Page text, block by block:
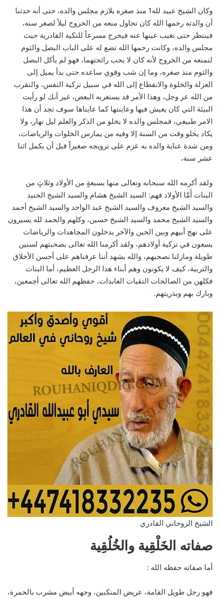
وكان الشيخ عبيد لله1 منذ صغره يلازم مجلس والده، حتى أنه حدثنا
أن والدته رحمها الله كان تحاول منعه من الخروج ليلاً لصغر سنه،
فينتظر حتى تغيب عينها عنه فيخرج مسرعاً للتكية القادرية حيث
مجلس والده، وكانت رحمها الله تضع له على الباب البصل والثوم
لتمنعه من الخروج لأنه كان لا يحب رائحتهما، فهو لم يأكل البصل
والثوم منذ صغره، وما إن شب وقوي ساعده حتى بدأ يميل إلى
العزلة والخلوة والانقطاع إلى الله في سبيل تزكية النفس، والتقرب
من الله عز وجل، وهذا الأمر قد يستغربه البعض، غير أنك لو رأيت
البيئة التي كان يعيش فيها وعاينتها كما عايناها سوف تجد أن هذا
الامر طبيعي، فمجلس والده لا يخلو من الذكر والعلم ليل نهار، ولا
يكاد يخلو وقت من السنة إلا وفيه من يمارس الخلوات والرياضات،
ومن شدة عناية والده به عزم على تزويجه صغيراً قبل أن يكمل اثنا
عشر سنة،
ولقد أكرمه الله سبحانه وتعالى منها بسبعةٍ من الأولاد وثلاثٍ من
البنات أَمَّا الأولاد فهم: السيد الشيخ هشام والسيد الشيخ الجنيد
والسيد الشيخ معروف والسيد الشيخ عبد الواحد والسيد الشيخ أحمد
والسيد الشيخ محمد والسيد الشيخ حسين، وكلهم والحمد لله يسيرون
على نهج أبيهم وبين الحين والآخر يدخلون المجاهدات والرياضات
يسعون في تزكية أولادهم، ولقد أكرمنا الله تعالى بصحبتهم لسنين
طويلة ومازلنا نصحبهم، والله يشهد أننا عرفناهم على أحسن الأخلاق
والتربية، كيف لا يكونون وهم أبناء هذا الرجل العظيم، أما البنات
فكلهن من الصالحات التقيات العابدات، حفظهم الله تعالى أجمعين،
وبارك بهم وبذريتهم.
الشيخ الروحاني القادري
صفاته الخَلْقِية والخُلُقِية
أما صفاته حفظه الله :
فهو رجل طويل القامة، عريض المنكبين، وجهه أبيض مشرب بالحمرة،